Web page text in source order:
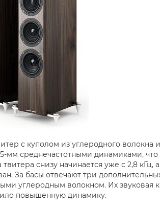
с куполом из углеродного
мм среднечастотными динамиками,
твитера снизу начинается уже с 2,8
За басы отвечают три
углеродным волокном. Их звуковая
повышенную динамику.